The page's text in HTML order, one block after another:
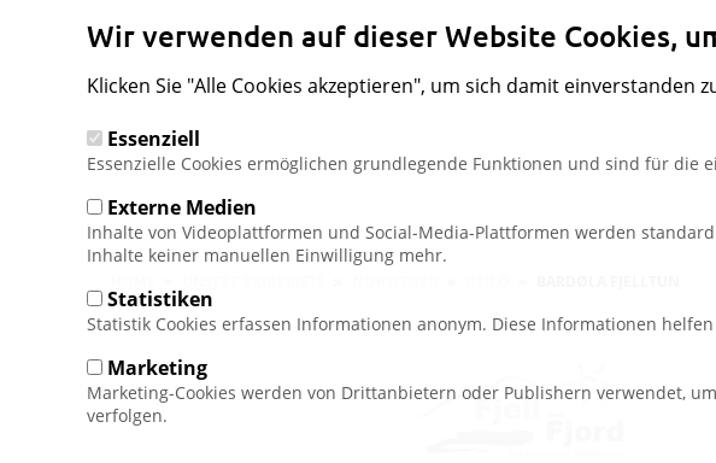
Pfadnavigation
Wir verwenden auf dieser Website Cookies,
Klicken Sie "Alle Cookies akzeptieren", um sich damit einverstanden
Essenziell
Essenzielle Cookies ermöglichen grundlegende Funktionen und sind für die
Externe Medien
Inhalte von Videoplattformen und Social-Media-Plattformen werden
Inhalte keiner manuellen Einwilligung mehr.
Statistiken
Statistik Cookies erfassen Informationen anonym. Diese Informationen
Marketing
Marketing-Cookies werden von Drittanbietern oder Publishern verwendet,
verfolgen.